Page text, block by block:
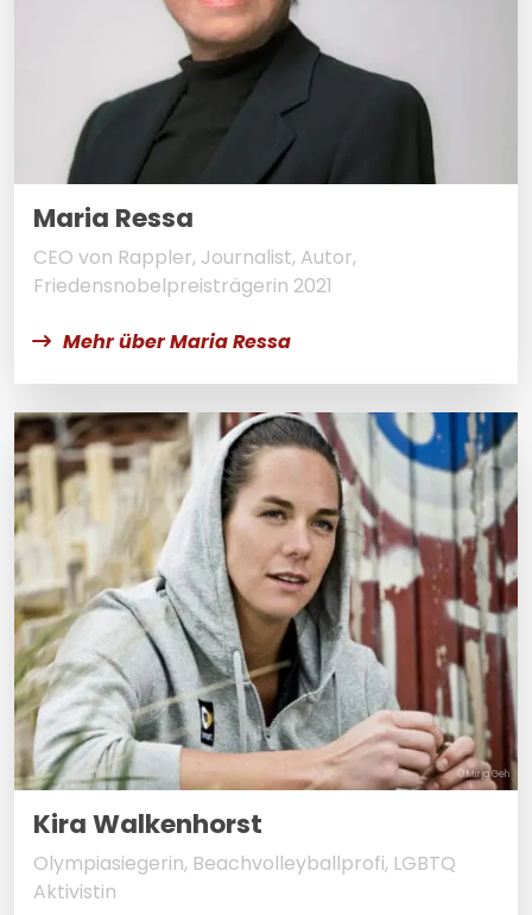
Maria Ressa
CEO von Rappler, Journalist, Autor,
Friedensnobelpreisträgerin 2021
Mehr über Maria Ressa
© Mirja Geh
Kira Walkenhorst
Olympiasiegerin, Beachvolleyballprofi, LGBTQ
Aktivistin